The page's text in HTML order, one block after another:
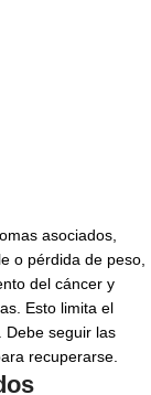
asociados,
o pérdida de peso,
del cáncer y
Esto limita el
Debe seguir las
recuperarse.